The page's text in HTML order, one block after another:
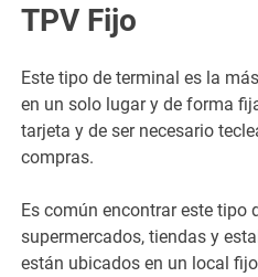
TPV Fijo
Este tipo de terminal es la
en un solo lugar y de forma
tarjeta y de ser necesario
compras.
Es común encontrar este tipo
supermercados, tiendas y
están ubicados en un local